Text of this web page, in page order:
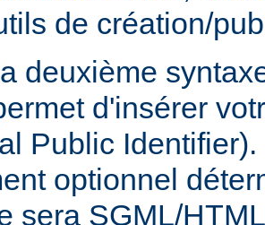
de création/
deuxième
d'insérer
Public
optionnel
sera SGML/